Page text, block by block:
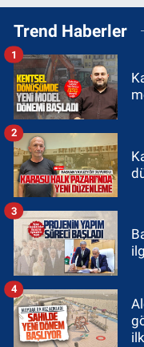
Trend Haberler
1
2
3
4